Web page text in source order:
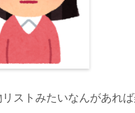
ストみたいなんがあれば